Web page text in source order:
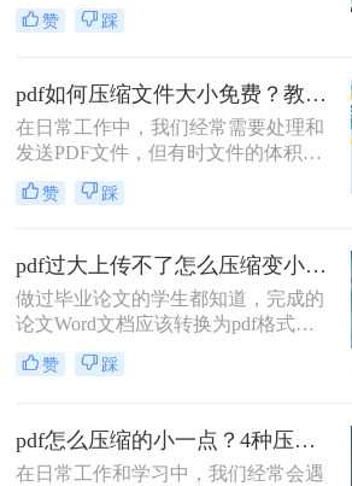
应对这一问题。
而广受欢迎。然而，随着文件内容的
增加，PDF文件的大小也可能变得相
间，还可能影响文件的传输速度。因
此，将PDF文件压缩到指定大小成为
了一个常见的需求。那么如何把pdf压
缩到指定大小呢？本文将介绍几种实
用的方法，帮助您轻松实现这一目
标。
赞 踩
pdf如何压缩文件大小免费？教你三招轻松摆平！
在日常工作中，我们经常需要处理和
发送PDF文件，但有时文件的体积过
大，导致传输不便或占用过多存储空
间。学会如何压缩PDF文件大小，不
云存储或硬盘空间。那么pdf如何压缩
文件大小免费呢？本文将详细介绍几
种免费的方法，帮助你轻松压缩PDF
文件而不牺牲质量。
赞 踩
pdf过大上传不了怎么压缩变小？教你三招轻松压缩pdf文档！
做过毕业论文的学生都知道，完成的
论文Word文档应该转换为pdf格式，
然后打印，然后压缩pdf格式的论文，
那么你知道如何pdf过大上传不了怎么
现在你马上就知道了，下面就来给大
家讲讲pdf压缩的方法。
赞 踩
pdf怎么压缩的小一点？4种压缩方法了解一下！
在日常工作和学习中，我们经常会遇